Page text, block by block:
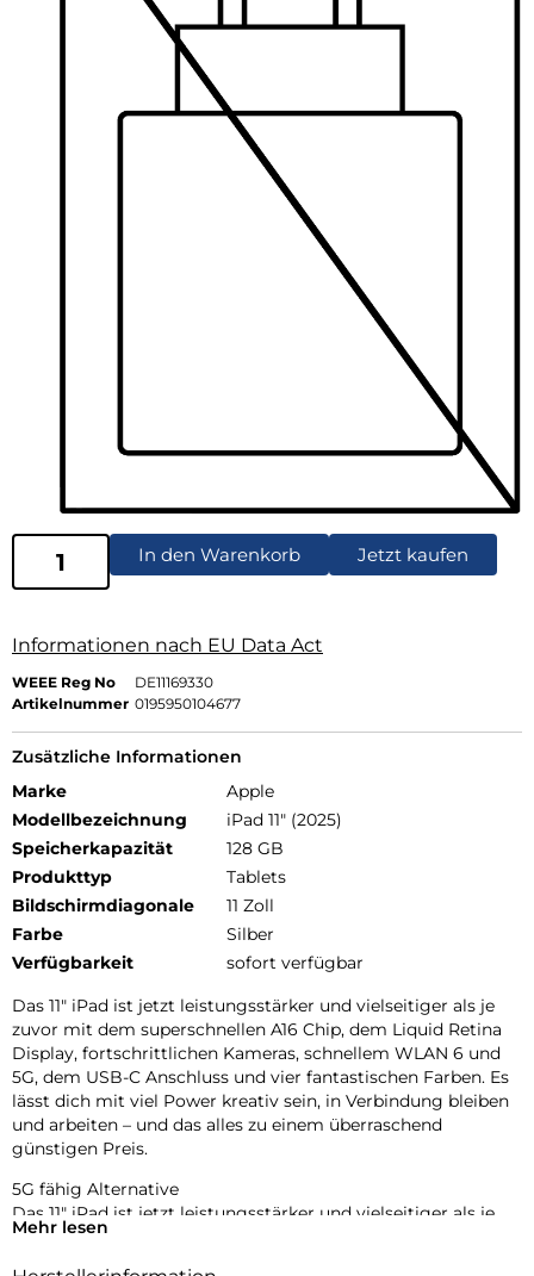
In den Warenkorb Jetzt kaufen
Informationen nach EU Data Act
WEEE Reg No
DE11169330
Artikelnummer 0195950104677
Zusätzliche Informationen
Marke
Apple
Modellbezeichnung
iPad 11" (2025)
Speicherkapazität
128 GB
Produkttyp
Tablets
Bildschirmdiagonale
11 Zoll
Farbe
Silber
Verfügbarkeit
sofort verfügbar
Das 11″ iPad ist jetzt leistungsstärker und vielseitiger als je
zuvor mit dem superschnellen A16 Chip, dem Liquid Retina
Display, fortschrittlichen Kameras, schnellem WLAN 6 und
5G, dem USB-C Anschluss und vier fantastischen Farben. Es
lässt dich mit viel Power kreativ sein, in Verbindung bleiben
und arbeiten – und das alles zu einem überraschend
günstigen Preis.
5G fähig Alternative
Das 11″ iPad ist jetzt leistungsstärker und vielseitiger als je
zuvor mit dem superschnellen A16 Chip, dem Liquid Retina
Mehr lesen